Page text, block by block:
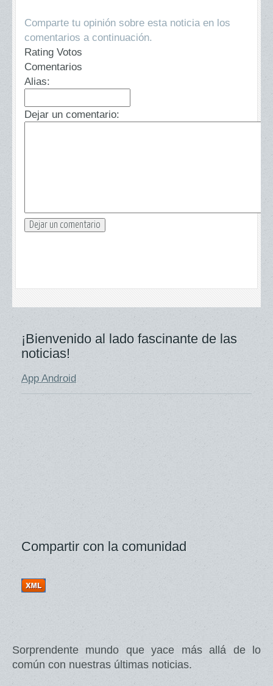
Comparte tu opinión sobre esta noticia en los
comentarios a continuación.
Rating Votos
Comentarios
Alias:
Dejar un comentario:
¡Bienvenido al lado fascinante de las
noticias!
App Android
Compartir con la comunidad
Sorprendente mundo que yace más allá de lo
común con nuestras últimas noticias.